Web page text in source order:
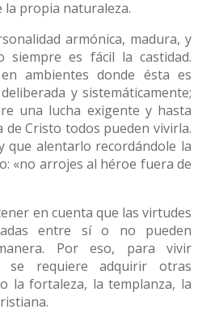
propia naturaleza.
armónica, madura, y
es fácil la castidad.
ambientes donde ésta es
y sistemáticamente;
una lucha exigente y hasta
de Cristo todos pueden vivirla.
que alentarlo recordándole la
«no arrojes al héroe fuera de
en cuenta que las virtudes
entre sí o no pueden
Por eso, para vivir
se requiere adquirir otras
la fortaleza, la templanza, la